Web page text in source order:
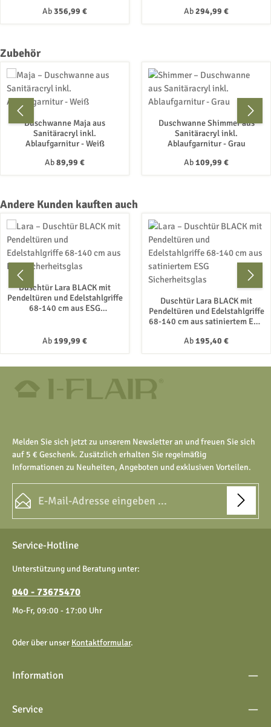
Regulärer Preis:
Ab 356,99 €
Regulärer Preis:
Ab294,99 €
Produktgalerie überspringen
Zubehör
Duschwanne Maja aus
Sanitäracryl inkl.
Ablaufgarnitur - Weiß
Regulärer Preis:
Ab89,99 €
Duschwanne Shimmer aus
Sanitäracryl inkl.
Ablaufgarnitur - Grau
Regulärer Preis:
Ab109,99 €
Produktgalerie überspringen
Andere Kunden kauften auch
Duschtür Lara BLACK mit
Pendeltüren und Edelstahlgriffe
68-140 cm aus ESG
Regulärer Preis:
Ab199,99 €
Duschtür Lara BLACK mit
Pendeltüren und Edelstahlgriffe
68-140 cm aus satiniertem ESG
Regulärer Preis:
Ab195,40 €
Melden Sie sich jetzt zu unserem Newsletter an und freuen Sie sich
auf 5 € Geschenk. Zusätzlich erhalten Sie regelmäßig
Informationen zu Neuheiten, Angeboten und exklusiven Vorteilen.
Datenschutz
Ich habe dieDatenschutzbestimmungen
genommen und dieAGBgelesen und bin mit ihnen
Die mit einem Stern (*) markierten Felder sind Pflichtfelder.
Service-Hotline
Unterstützung und Beratung unter:
040 - 73675470
Mo-Fr, 09:00 - 17:00 Uhr
Oder über unser Kontaktformular.
Information
Service